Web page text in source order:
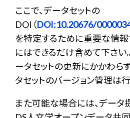
ここで、データセットの
DOI（DOI:10.20676/
を特定するために重要な情報
にはできるだけ含めて下さい
ータセットの更新にかかわら
タセットのバージョン管理は
また可能な場合には、データ